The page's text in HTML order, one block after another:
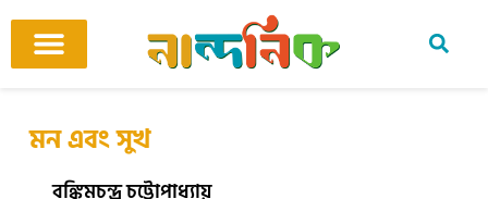
content
মন এবং সুখ
বঙ্কিমচন্দ্র চট্টোপাধ্যায়